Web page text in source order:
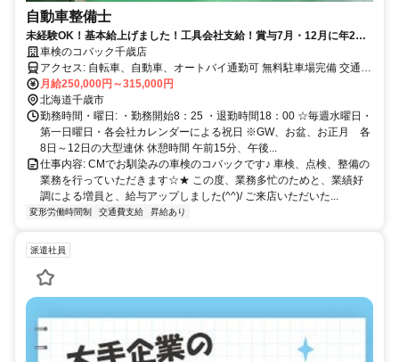
自動車整備士
未経験OK！基本給上げました！工具会社支給！賞与7月・12月に年2回
支給・決算賞与4月（業績によるが過去5年実績あり）昇給年1回、年間
休日120日＋自由に有休取得・10日ほどの大型連休が年3回あり！
車検のコバック千歳店
アクセス: 自転車、自動車、オートバイ通勤可 無料駐車場完備 交通費
支給
月給250,000円～315,000円
北海道千歳市
勤務時間・曜日: ・勤務開始8：25 ・退勤時間18：00 ☆毎週水曜日・
第一日曜日・各会社カレンダーによる祝日 ※GW、お盆、お正月 各
8日～12日の大型連休 休憩時間 午前15分、午後...
仕事内容: CMでお馴染みの車検のコバックです♪ 車検、点検、整備の
業務を行っていただきます☆★ この度、業務多忙のためと、業績好
調による増員と、給与アップしました(^^)/ ご来店いただいた...
変形労働時間制 交通費支給 昇給あり
派遣社員